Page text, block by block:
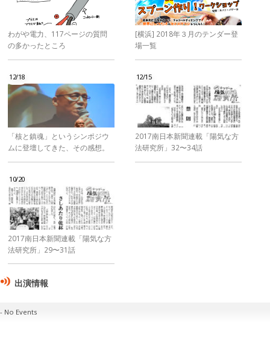
わがや電力、117ページの質問
の多かったところ
[横浜] 2018年３月のテンダー登
場一覧
12/18
「核と鎮魂」というシンポジウ
ムに登壇してきた、その感想。
12/15
2017南日本新聞連載「陽気な方
法研究所」32〜34話
10/20
2017南日本新聞連載「陽気な方
法研究所」29〜31話
出演情報
No Events